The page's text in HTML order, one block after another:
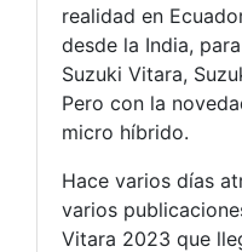
realidad en
desde la India,
Suzuki Vitara,
Pero con la
micro híbrido.
Hace varios días
varios
Vitara 2023 que